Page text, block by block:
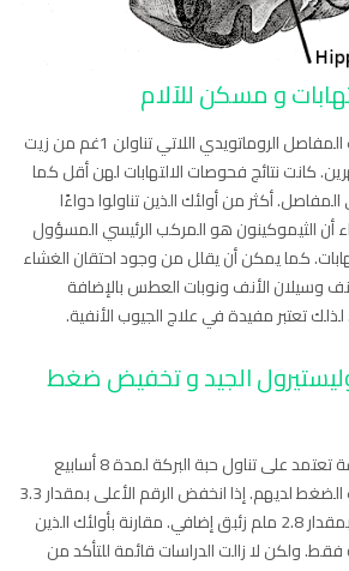
و مسكن للآلام
إن النساء المصابات بالتهاب المفاصل الروماتويدي اللاتي تناولن 1غم من زيت
كانت نتائج فحوصات الالتهابات لهن أقل كما
أكثر من أولئك الذين تناولوا دواءًا
أن الثيموكينون هو المركب الرئيسي المسؤول
كما يمكن أن يقلل من وجود احتقان الغشاء
وسيلان الأنف ونوبات العطس بالإضافة
تعتبر مفيدة في علاج الجيوب الأنفية.
الجيد و تخفيض ضغط
لاحظ المشاركون في دراسة تعتمد على تناول حبة البركة لمدة 8 أسابيع
تحسن ملحوظ على قراءات الضغط لديهم. إذا انخفض الرقم الأعلى بمقدار 3.3
ملم زئبق والرقم السفلي بمقدار 2.8 ملم زئبق إضافي. مقارنة بأولئك الذين
فقط. ولكن لا زالت الدراسات قائمة للتأكد من